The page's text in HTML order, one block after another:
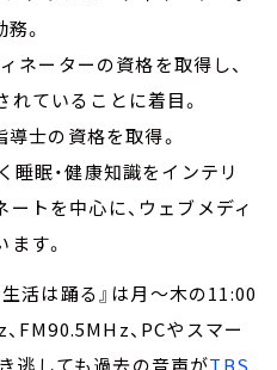
。
ネーターの資格を取得し、
ていることに着目。
士の資格を取得。
睡眠・健康知識をインテリ
トを中心に、ウェブメディ
す。
活は踊る』は月～木の11:00
FM90.5MHz、PCやスマー